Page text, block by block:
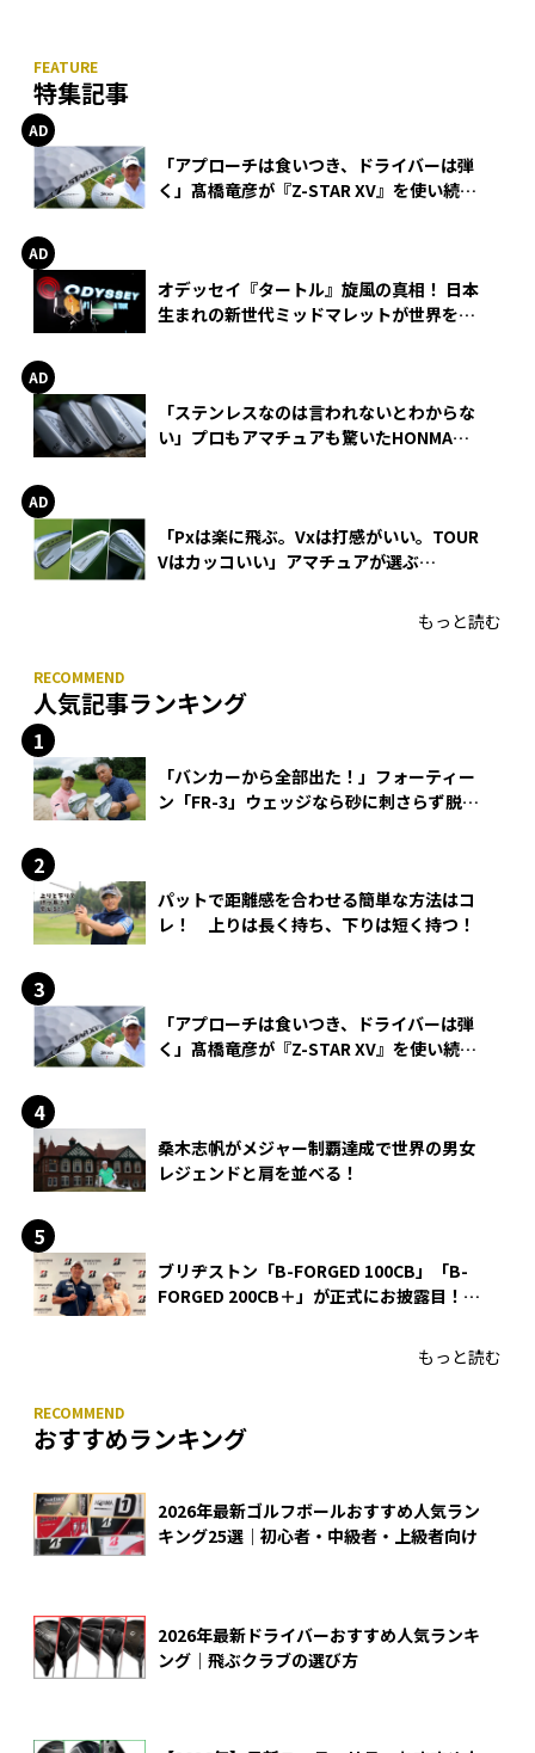
特集記事
「アプローチは食いつき、ドライバーは弾
く」髙橋竜彦が『Z-STAR XV』を使い続け
オデッセイ『タートル』旋風の真相！ 日本
生まれの新世代ミッドマレットが世界を席
「ステンレスなのは言われないとわからな
い」プロもアマチュアも驚いたHONMA
「Pxは楽に飛ぶ。Vxは打感がいい。TOUR
Vはカッコいい」アマチュアが選ぶ
もっと読む
人気記事ランキング
「バンカーから全部出た！」フォーティー
ン「FR-3」ウェッジなら砂に刺さらず脱出
パットで距離感を合わせる簡単な方法はコ
レ！ 上りは長く持ち、下りは短く持つ！
「アプローチは食いつき、ドライバーは弾
く」髙橋竜彦が『Z-STAR XV』を使い続け
桑木志帆がメジャー制覇達成で世界の男女
レジェンドと肩を並べる！
ブリヂストン「B-FORGED 100CB」「B-
FORGED 200CB＋」が正式にお披露目！
もっと読む
おすすめランキング
2026年最新ゴルフボールおすすめ人気ラン
キング25選｜初心者・中級者・上級者向け
2026年最新ドライバーおすすめ人気ランキ
ング｜飛ぶクラブの選び方